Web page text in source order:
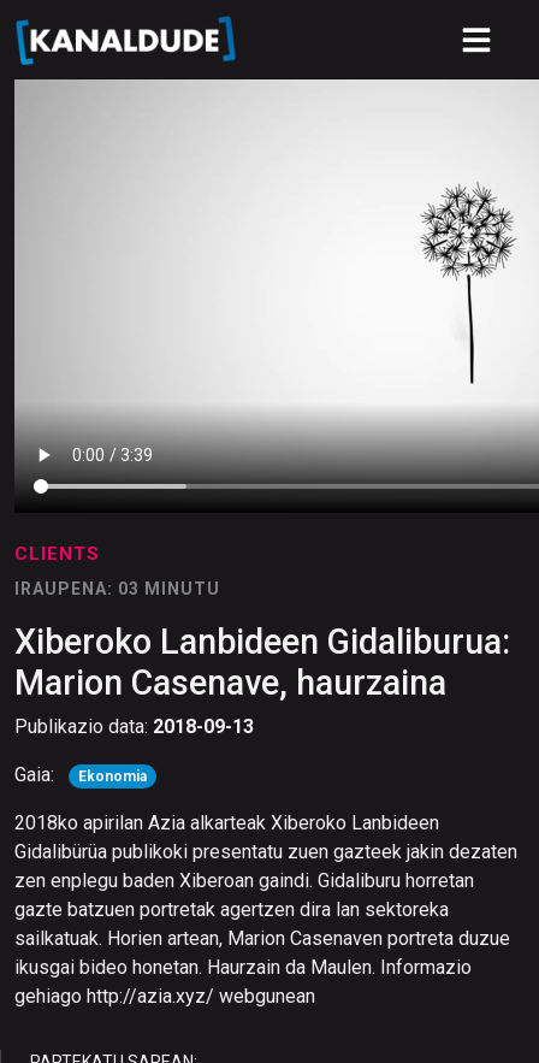
CLIENTS
IRAUPENA: 03 MINUTU
Xiberoko Lanbideen Gidaliburua:
Marion Casenave, haurzaina
Publikazio data: 2018-09-13
Gaia: Ekonomia
2018ko apirilan Azia alkarteak Xiberoko Lanbideen
Gidalibürüa publikoki presentatu zuen gazteek jakin dezaten
zen enplegu baden Xiberoan gaindi. Gidaliburu horretan
gazte batzuen portretak agertzen dira lan sektoreka
sailkatuak. Horien artean, Marion Casenaven portreta duzue
ikusgai bideo honetan. Haurzain da Maulen. Informazio
gehiago http://azia.xyz/ webgunean